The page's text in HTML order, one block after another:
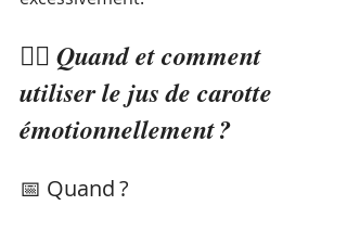
🧘‍♀️ Quand et comment
utiliser le jus de carotte
émotionnellement ?
📅 Quand ?